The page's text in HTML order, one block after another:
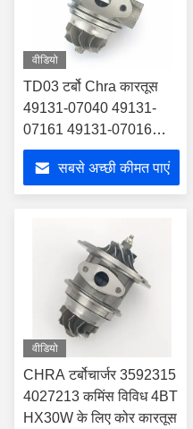
वीडियो
TD03 टर्बो Chra कारतूस
49131-07040 49131-
07161 49131-07016
बीएमडब्ल्यू 135i 135i मॉडल
के लिए उपयुक्त
सबसे अच्छी कीमत पाएं
वीडियो
CHRA टर्बोचार्जर 3592315
4027213 कमिंस विविध 4BT
HX30W के लिए कोर कारतूस